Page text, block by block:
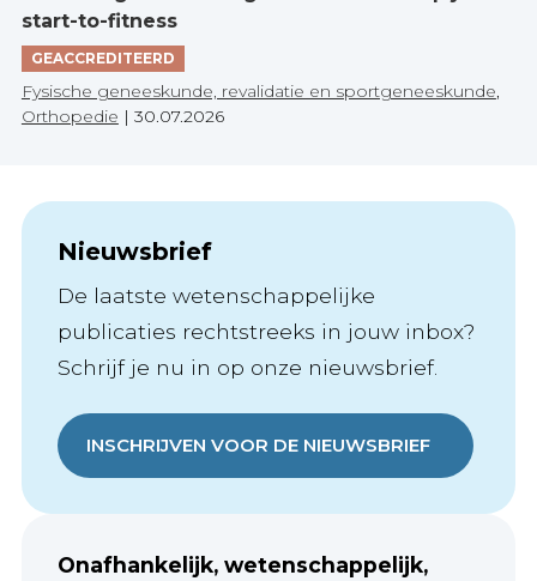
start-to-fitness
GEACCREDITEERD
Fysische geneeskunde, revalidatie en sportgeneeskunde
Orthopedie | 30.07.2026
Nieuwsbrief
De laatste wetenschappelijke
publicaties rechtstreeks in jouw inbox?
Schrijf je nu in op onze nieuwsbrief.
INSCHRIJVEN VOOR DE NIEUWSBRIEF
Onafhankelijk, wetenschappelijk,